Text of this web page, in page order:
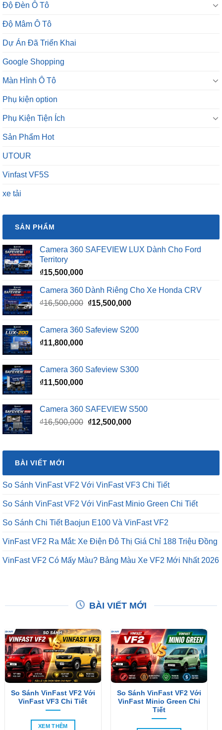
Độ Đèn Ô Tô
Độ Mâm Ô Tô
Dự Án Đã Triển Khai
Google Shopping
Màn Hình Ô Tô
Phụ kiện option
Phụ Kiện Tiện Ích
Sản Phẩm Hot
UTOUR
Vinfast VF5S
xe tải
SẢN PHẨM
Camera 360 SAFEVIEW LUX Dành Cho Ford
Territory
₫15,500,000
Camera 360 Dành Riêng Cho Xe Honda CRV
₫16,500,000 Giá
₫16,500,000.
₫15,500,000Giá
là:
Camera 360 Safeview S200
₫11,800,000
Camera 360 Safeview S300
₫11,500,000
Camera 360 SAFEVIEW S500
₫16,500,000 Giá
₫16,500,000.
₫12,500,000Giá
là:
BÀI VIẾT MỚI
So Sánh VinFast VF2 Với VinFast VF3 Chi Tiết
So Sánh VinFast VF2 Với VinFast Minio Green Chi Tiết
So Sánh Chi Tiết Baojun E100 Và VinFast VF2
VinFast VF2 Ra Mắt: Xe Điện Đô Thị Giá Chỉ 188 Triệu Đồng
VinFast VF2 Có Mấy Màu? Bảng Màu Xe VF2 Mới Nhất 2026
BÀI VIẾT MỚI
So Sánh VinFast VF2 Với
VinFast VF3 Chi Tiết
XEM THÊM
So Sánh VinFast VF2 Với
VinFast Minio Green Chi
Tiết